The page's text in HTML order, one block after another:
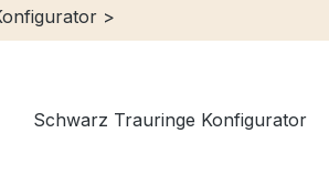
>
Schwarz Trauringe Konfigurator